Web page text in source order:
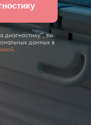
диагностику", вы
данных в
.